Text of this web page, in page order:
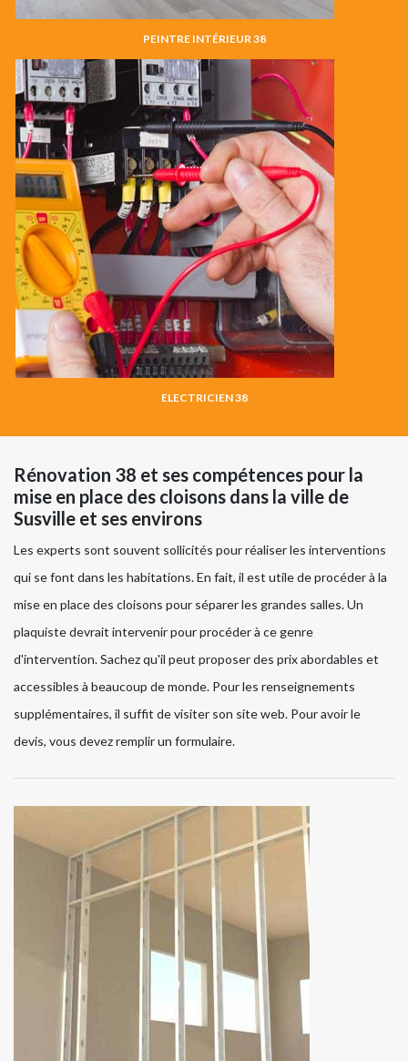
PEINTRE INTÉRIEUR 38
ELECTRICIEN 38
Rénovation 38 et ses compétences pour la
mise en place des cloisons dans la ville de
Susville et ses environs
Les experts sont souvent sollicités pour réaliser les interventions
qui se font dans les habitations. En fait, il est utile de procéder à la
mise en place des cloisons pour séparer les grandes salles. Un
plaquiste devrait intervenir pour procéder à ce genre
d'intervention. Sachez qu'il peut proposer des prix abordables et
accessibles à beaucoup de monde. Pour les renseignements
supplémentaires, il suffit de visiter son site web. Pour avoir le
devis, vous devez remplir un formulaire.